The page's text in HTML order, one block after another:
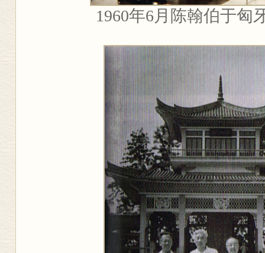
1960年6月陈翰伯于匈